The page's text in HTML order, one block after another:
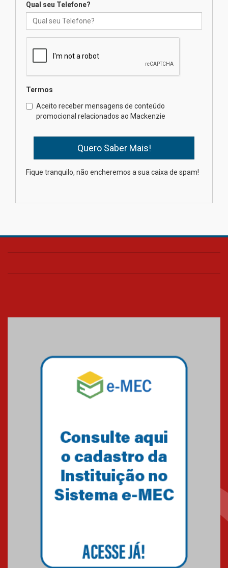
Professora do Mackenzie é
finalista do Prêmio Jabuti com
04.08.2026
internacionais
03.08.2026
Oncologista do HUEM ressalta
importância da prevenção e
diagnóstico precoce do câncer
de pulmão
Qual seu Telefone?
Termos
Aceito receber mensagens de conteúdo
promocional relacionados ao Mackenzie
Fique tranquilo, não encheremos a sua caixa de spam!